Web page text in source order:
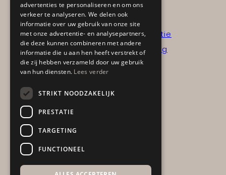
Advies aan huis
Interieurinzicht op locatie
Interieurinzicht + verslag
Portfolio
Sale
Acties
advertenties te personaliseren en om ons
verkeer te analyseren. We delen ook
informatie over uw gebruik van onze site
met onze advertentie- en analysepartners,
die deze kunnen combineren met andere
informatie die u aan hen heeft verstrekt of
die zij hebben verzameld door uw gebruik
van hun diensten. Lees verder
STRIKT NOODZAKELIJK
PRESTATIE
TARGETING
FUNCTIONEEL